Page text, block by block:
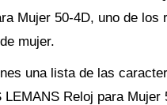
Mujer 50-4D, uno de los
mujer.
una lista de las
Reloj para Mujer